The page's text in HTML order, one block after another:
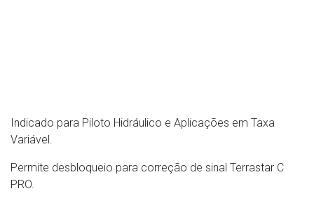
Indicado para Piloto Hidráulico e Aplicações em Taxa
Variável.
Permite desbloqueio para correção de sinal Terrastar C
PRO.